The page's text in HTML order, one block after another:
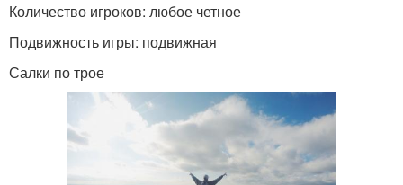
Количество игроков: любое четное
Подвижность игры: подвижная
Салки по трое